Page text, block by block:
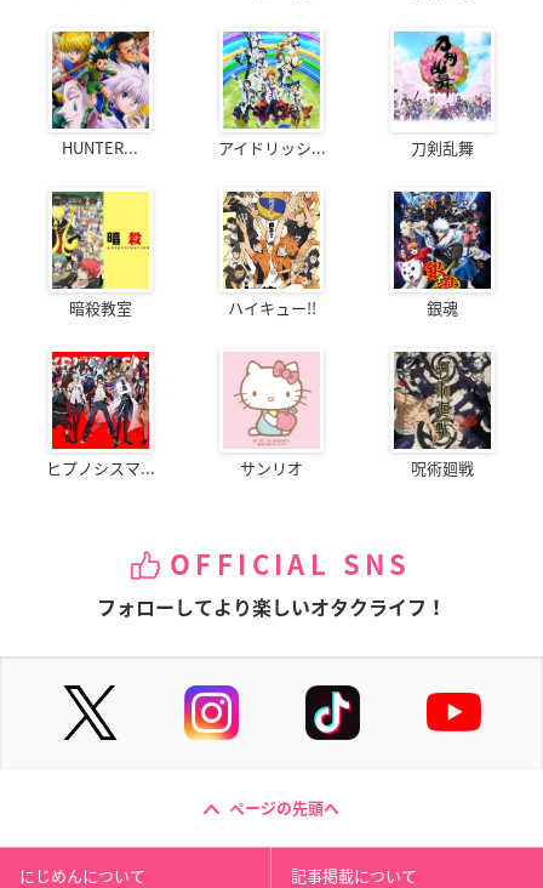
HUNTER... アイドリッシ... 刀剣乱舞
暗殺教室 ハイキュー!! 銀魂
ヒプノシスマ... サンリオ 呪術廻戦
OFFICIAL SNS
フォローしてより楽しいオタクライフ！
ページの先頭へ
にじめんについて 記事掲載について